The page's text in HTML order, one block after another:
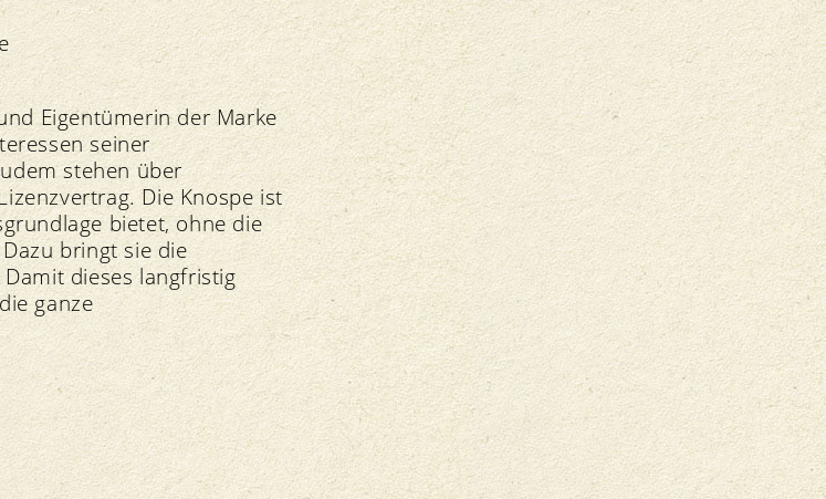
Eigentümerin der Marke
seiner
stehen über
Die Knospe ist
bietet, ohne die
bringt sie die
dieses langfristig
ganze